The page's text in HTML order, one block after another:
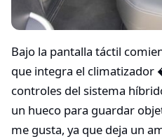
Bajo la pantalla táctil
que integra el climatizador
controles del sistema
un hueco para guardar
me gusta, ya que deja un